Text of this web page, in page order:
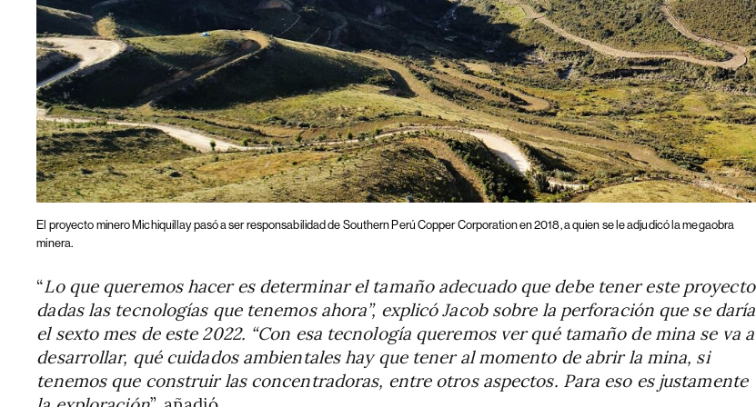
El proyecto minero Michiquillay pasó a ser responsabilidad de Southern Perú Copper Corporation en 2018, a quien se le adjudicó la megaobra
minera.
“Lo que queremos hacer es determinar el tamaño adecuado que debe tener este proyecto
dadas las tecnologías que tenemos ahora”, explicó Jacob sobre la perforación que se daría
el sexto mes de este 2022. “Con esa tecnología queremos ver qué tamaño de mina se va a
desarrollar, qué cuidados ambientales hay que tener al momento de abrir la mina, si
tenemos que construir las concentradoras, entre otros aspectos. Para eso es justamente